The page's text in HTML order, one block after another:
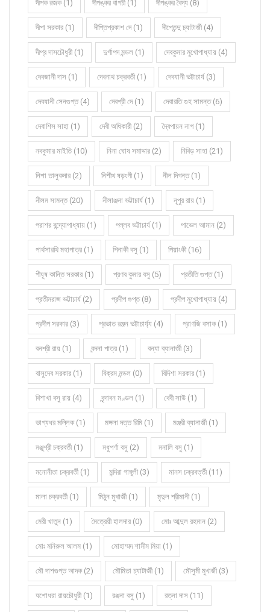
দীপক রজক (1) দীপঙ্কর বাগচী (1) দীপঙ্কর বৈদ্য (8)
দীপা সরকার (1) দীপ্তিপ্রকাশ দে (1) দীপ্তেন্দু চ্যাটার্জী (4)
দীপ্র দাসচৌধুরী (1) দুর্গাপদ মন্ডল (1) দেবকুমার মুখোপাধ্যায় (4)
দেবজানী দাস (1) দেবনাথ চক্রবর্তী (1) দেবযানী ভট্টাচার্য (3)
দেবযানী সেনগুপ্ত (4) দেবশ্রী দে (1) দেবারতি গুহ সামন্ত (6)
দেবাশিস সাহা (1) দেবী অধিকারী (2) দ্বৈপায়ন নাগ (1)
নবকুমার মাইতি (10) নিনা ঘোষ সমাদ্দার (2) নিবিড় সাহা (21)
নিশা তালুকদার (2) নিশীথ ষড়ংগী (1) নীল দিগন্ত (1)
নীলম সামন্ত (20) নীলাঞ্জনা ভট্টাচার্য (1) নূপুর রায় (1)
পরাশর বন্দ্যোপাধ্যায় (1) পল্লব ভট্টাচার্য (1) পাভেল আমান (2)
পার্থসারথি মহাপাত্র (1) পিনাকী বসু (1) পিয়াংকী (16)
পীযূষ কান্তি সরকার (1) প্রণব কুমার বসু (5) প্রতীতি গুপ্ত (1)
প্রতীমরাজ ভট্টাচার্য (2) প্রদীপ গুপ্ত (8) প্রদীপ মুখোপাধ্যায় (4)
প্রদীপ সরকার (3) প্রভাত রঞ্জন ভট্টাচার্য্য (4) প্রাণজি বসাক (1)
বনশ্রী রায় (1) বন্দনা পাত্র (1) বন্যা ব্যানার্জী (3)
বাসুদেব সরকার (1) বিক্রম মন্ডল (0) বিদিশা সরকার (1)
বিশাখা বসু রায় (4) বৃন্দাবন মণ্ডল (1) বেবী সাউ (1)
ভাগ্যধর মল্লিক (1) মঙ্গলা দত্ত রিমি (1) মঞ্জরী ব্যানার্জী (1)
মঞ্জুশ্রী চক্রবর্তী (1) মধুপর্ণা বসু (2) মনালি বসু (1)
মনোনীতা চক্রবর্তী (1) মন্দিরা গাঙ্গুলী (3) মানস চক্রবর্ত্তী (11)
মালা চক্রবর্তী (1) মিঠুন মুখার্জী (1) মৃদুল শ্রীমানী (1)
মেরী খাতুন (1) মৈত্রেয়ী হালদার (0) মোঃ আব্দুল রহমান (2)
মোঃ মনিরুল আলম (1) মোহাম্মদ শামীম মিয়া (1)
মৌ দাশগুপ্ত আদক (2) মৌমিতা চ্যাটার্জী (1) মৌসুমী মুখার্জী (3)
যশোধরা রায়চৌধুরী (1) রঞ্জনা বসু (1) রত্না দাস (11)